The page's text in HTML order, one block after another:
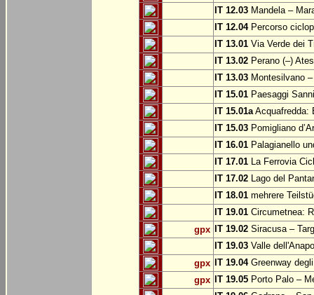
IT 12.03 Mandela –
IT 12.04Percorso
IT 13.01 Via Verde dei
IT 13.02 Perano (–)
IT 13.03 Montesilvano
IT 15.01 Paesaggi
IT 15.01aAcquafredda:
IT 15.03 Pomigliano
IT 16.01 Palagianello
IT 17.01 La Ferrovia
IT 17.02 Lago del
IT 18.01 mehrere
IT 19.01 Circumetnea:
gpx
IT 19.02 Siracusa –
IT 19.03 Valle
gpx
IT 19.04Greenway
gpx
IT 19.05 Porto Palo –